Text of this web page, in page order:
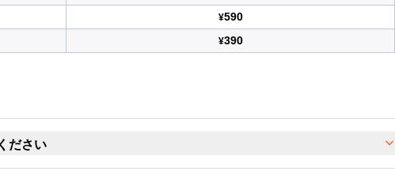
¥590
¥390
ださい